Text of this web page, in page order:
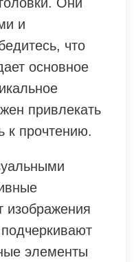
Они
и
что
основное
привлекать
к прочтению.
изображения
элементы